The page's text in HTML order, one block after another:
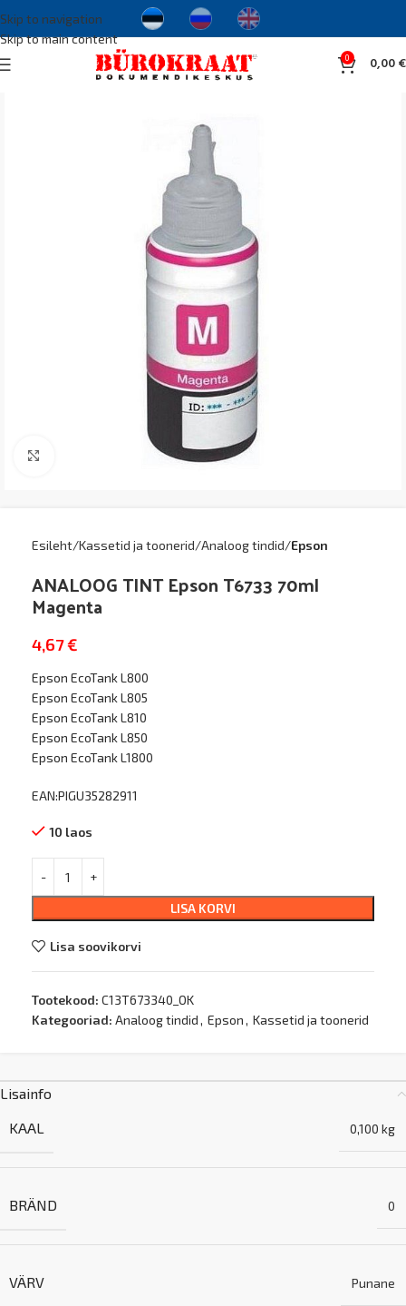
Skip to navigation
Skip to main content
0 0,00€
Kliki suurendamiseks
Esileht Kassetid ja toonerid Analoog tindid Epson
ANALOOG TINT Epson T6733 70ml
Magenta
4,67€
Epson EcoTank L800
Epson EcoTank L805
Epson EcoTank L810
Epson EcoTank L850
Epson EcoTank L1800
EAN:PIGU35282911
10 laos
LISA KORVI
Lisa soovikorvi
Tootekood: C13T673340_OK
Kategooriad: Analoog tindid, Epson, Kassetid ja toonerid
Lisainfo
KAAL
0,100 kg
BRÄND 0
VÄRV Punane